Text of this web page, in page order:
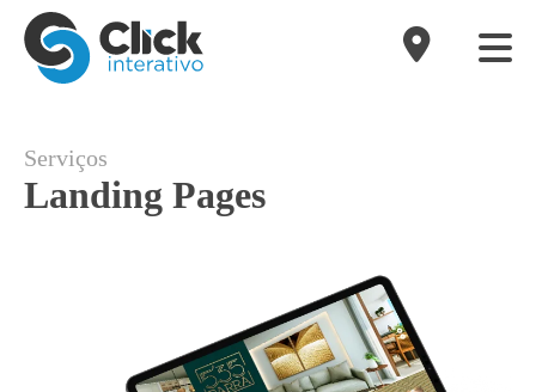
Serviços
Landing Pages